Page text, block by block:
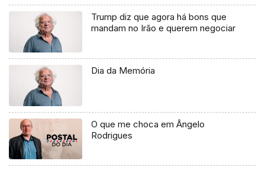
Trump diz que agora há bons que
mandam no Irão e querem negociar
Dia da Memória
O que me choca em Ângelo
Rodrigues